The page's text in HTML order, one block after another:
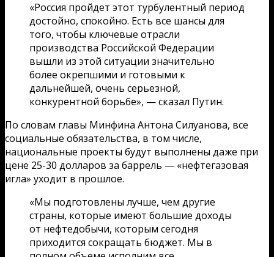
«Россия пройдет этот турбулентный период
достойно, спокойно. Есть все шансы для
того, чтобы ключевые отрасли
производства Российской Федерации
вышли из этой ситуации значительно
более окрепшими и готовыми к
дальнейшей, очень серьезной,
конкурентной борьбе», — сказал Путин.
По словам главы Минфина Антона Силуанова, все
социальные обязательства, в том числе,
национальные проекты будут выполнены даже при
цене 25-30 долларов за баррель — «нефтегазовая
игла» уходит в прошлое.
«Мы подготовлены лучше, чем другие
страны, которые имеют большие доходы
от нефтедобычи, которым сегодня
приходится сокращать бюджет. Мы в